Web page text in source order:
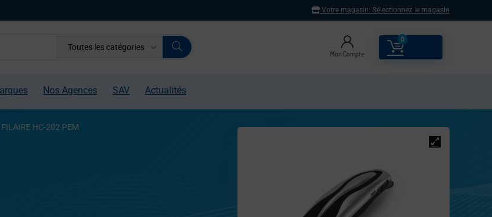
Votre magasin: Sélectionnez le magasin
Toutes les catégories
Mon Compte
0
Nos Agences SAV Actualités
FILAIRE HC-202 PEM